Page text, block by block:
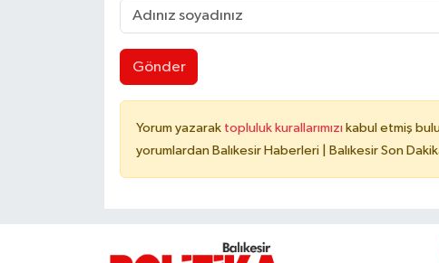
Gönder
Yorum yazarak topluluk kurallarımızı kabul etmiş
yorumlardan Balıkesir Haberleri | Balıkesir Son